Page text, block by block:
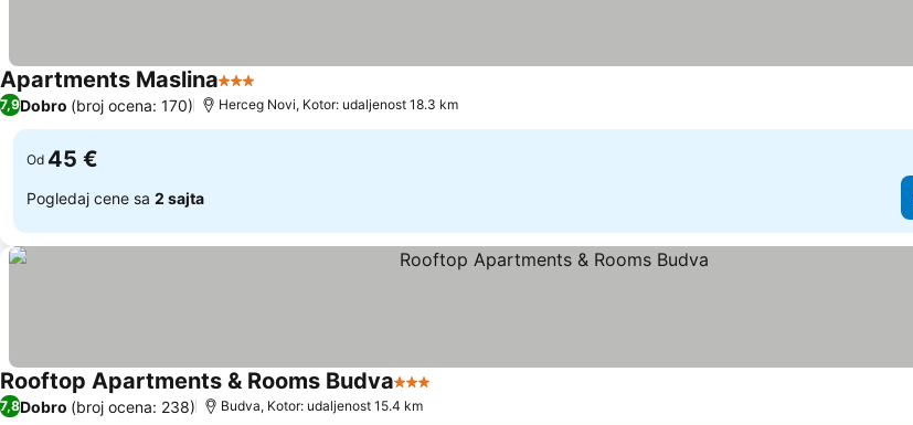
Apartments Maslina3 Zvezdice
7,9Dobro (broj ocena: 170) Herceg Novi, Kotor: udaljenost 18.3 km
Od 45 €
Pogledaj cene sa 2 sajta
Rooftop Apartments & Rooms Budva3 Zvezdice
7,8Dobro (broj ocena: 238) Budva, Kotor: udaljenost 15.4 km